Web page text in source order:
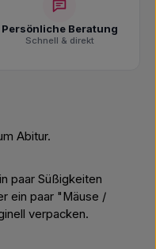
Persönliche Beratung
Schnell & direkt
Abitur.
paar Süßigkeiten
ein paar "Mäuse /
verpacken.